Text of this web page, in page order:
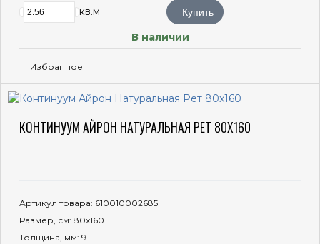
кв.м Купить
В наличии
Избранное
КОНТИНУУМ АЙРОН НАТУРАЛЬНАЯ РЕТ 80X160
Артикул товара: 610010002685
Размер, см: 80x160
Толщина, мм: 9